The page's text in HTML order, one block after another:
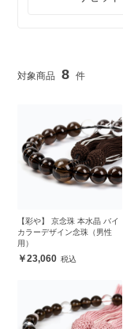
8
【彩や】 京念珠 本水晶 バイ
カラーデザイン念珠（男性
用）
23,060